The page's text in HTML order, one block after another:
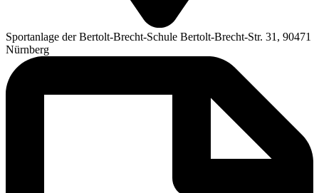
Sportanlage der Bertolt-Brecht-Schule Bertolt-Brecht-Str. 31, 90471
Nürnberg